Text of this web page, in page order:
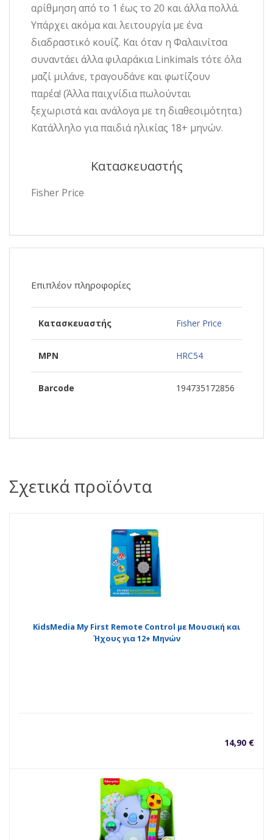
αρίθμηση από το 1 έως το 20 και άλλα πολλά.
Υπάρχει ακόμα και λειτουργία με ένα
διαδραστικό κουίζ. Και όταν η Φαλαινίτσα
συναντάει άλλα φιλαράκια Linkimals τότε όλα
μαζί μιλάνε, τραγουδάνε και φωτίζουν
παρέα! (Άλλα παιχνίδια πωλούνται
ξεχωριστά και ανάλογα με τη διαθεσιμότητα.)
Κατάλληλο για παιδιά ηλικίας 18+ μηνών.
Κατασκευαστής
Fisher Price
Επιπλέον πληροφορίες
Κατασκευαστής Fisher Price
MPN HRC54
Barcode 194735172856
Σχετικά προϊόντα
KidsMedia My First Remote Control με Μουσική και
Ήχους για 12+ Μηνών
14,90 €